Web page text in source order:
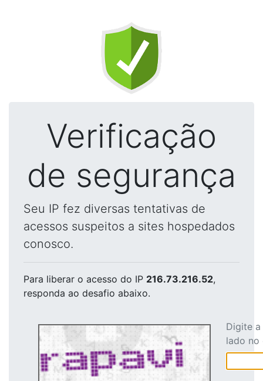
Verificação
de segurança
Seu IP fez diversas tentativas de
acessos suspeitos a sites hospedados
conosco.
Para liberar o acesso do IP 216.73.216.52,
responda ao desafio abaixo.
Digite
lado no